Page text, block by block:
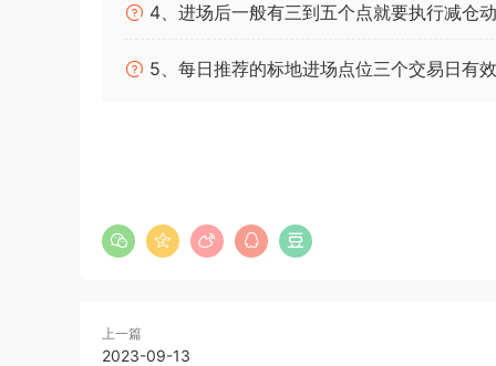
4、进场后一般有三到五个点就要执行减仓
5、每日推荐的标地进场点位三个交易日有
上一篇
2023-09-13